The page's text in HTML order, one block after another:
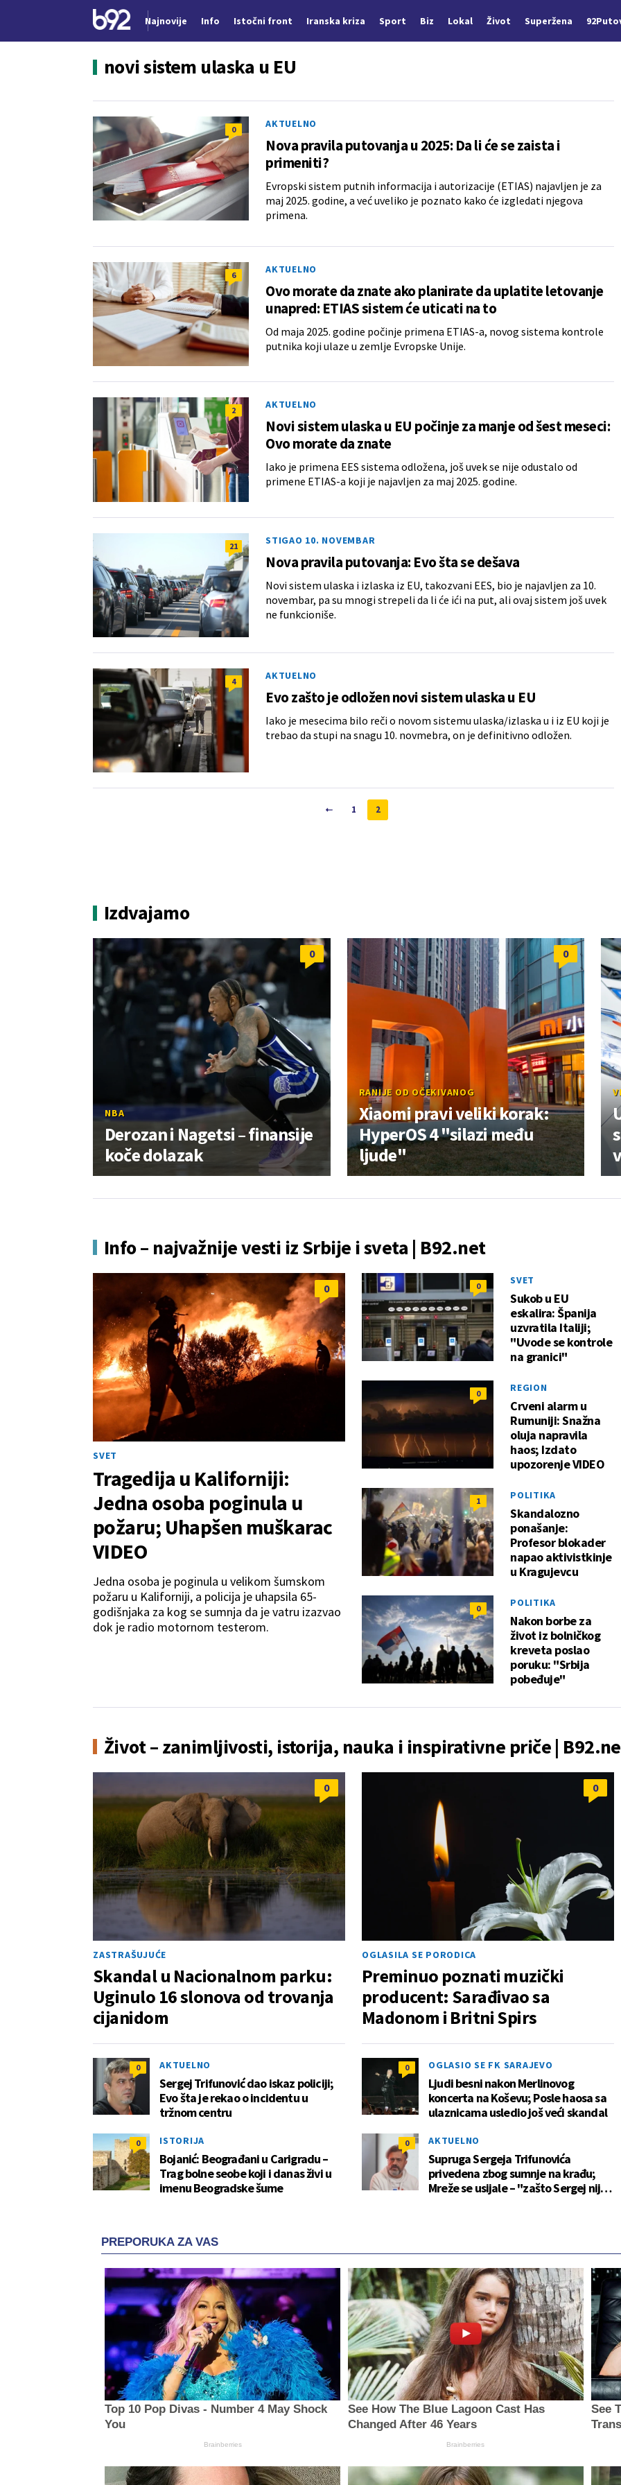
Najnovije Info Istočni front Iranska kriza Sport Biz Lokal Život Superžena
novi sistem ulaska u EU
0 AKTUELNO
Nova pravila putovanja u 2025: Da li će se zaista i
primeniti?
Evropski sistem putnih informacija i autorizacije (ETIAS) najavljen je za
maj 2025. godine, a već uveliko je poznato kako će izgledati njegova
primena.
6 AKTUELNO
Ovo morate da znate ako planirate da uplatite letovanje
unapred: ETIAS sistem će uticati na to
Od maja 2025. godine počinje primena ETIAS-a, novog sistema kontrole
putnika koji ulaze u zemlje Evropske Unije.
2 AKTUELNO
Novi sistem ulaska u EU počinje za manje od šest meseci:
Ovo morate da znate
Iako je primena EES sistema odložena, još uvek se nije odustalo od
primene ETIAS-a koji je najavljen za maj 2025. godine.
21 STIGAO 10. NOVEMBAR
Nova pravila putovanja: Evo šta se dešava
Novi sistem ulaska i izlaska iz EU, takozvani EES, bio je najavljen za 10.
novembar, pa su mnogi strepeli da li će ići na put, ali ovaj sistem još uvek
ne funkcioniše.
4 AKTUELNO
Evo zašto je odložen novi sistem ulaska u EU
Iako je mesecima bilo reči o novom sistemu ulaska/izlaska u i iz EU koji je
trebao da stupi na snagu 10. novmebra, on je definitivno odložen.
1 2
Izdvajamo
0
NBA
Derozan i Nagetsi – finansije
koče dolazak
0
RANIJE OD OČEKIVANOG
Xiaomi pravi veliki korak:
HyperOS 4 "silazi među
ljude"
Info – najvažnije vesti iz Srbije i sveta | B92.net
0
SVET
Tragedija u Kaliforniji:
Jedna osoba poginula u
požaru; Uhapšen muškarac
VIDEO
Jedna osoba je poginula u velikom šumskom
požaru u Kaliforniji, a policija je uhapsila 65-
godišnjaka za kog se sumnja da je vatru izazvao
dok je radio motornom testerom.
0 SVET
Sukob u EU
eskalira: Španija
uzvratila Italiji;
"Uvode se kontrole
na granici"
0 REGION
Crveni alarm u
Rumuniji: Snažna
oluja napravila
haos; Izdato
upozorenje VIDEO
1 POLITIKA
Skandalozno
ponašanje:
Profesor blokader
napao aktivistkinje
u Kragujevcu
0 POLITIKA
Nakon borbe za
život iz bolničkog
kreveta poslao
poruku: "Srbija
pobeđuje"
Život – zanimljivosti, istorija, nauka i inspirativne priče |
0
ZASTRAŠUJUĆE
Skandal u Nacionalnom parku:
Uginulo 16 slonova od trovanja
cijanidom
0
OGLASILA SE PORODICA
Preminuo poznati muzički
producent: Sarađivao sa
Madonom i Britni Spirs
0 AKTUELNO
Sergej Trifunović dao iskaz policiji;
Evo šta je rekao o incidentu u
tržnom centru
0 OGLASIO SE FK SARAJEVO
Ljudi besni nakon Merlinovog
koncerta na Koševu; Posle haosa sa
ulaznicama usledio još veći skandal
0 ISTORIJA
Bojanić: Beograđani u Carigradu –
Тrag bolne seobe koji i danas živi u
imenu Beogradske šume
0 AKTUELNO
Supruga Sergeja Trifunovića
privedena zbog sumnje na krađu;
Mreže se usijale – "zašto Sergej nije
PREPORUKA ZA VAS
Top 10 Pop Divas - Number 4 May Shock
You
Brainberries
See How The Blue Lagoon Cast Has
Changed After 46 Years
Brainberries
See